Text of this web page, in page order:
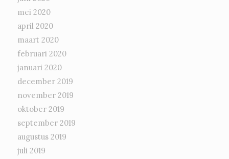
mei 2020
april 2020
maart 2020
februari 2020
januari 2020
december 2019
november 2019
oktober 2019
september 2019
augustus 2019
juli 2019